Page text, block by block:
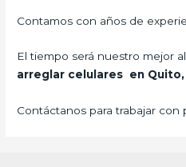
Contamos con años de
El tiempo será nuestro mejor
arreglar celulares en Quito,
Contáctanos para trabajar con